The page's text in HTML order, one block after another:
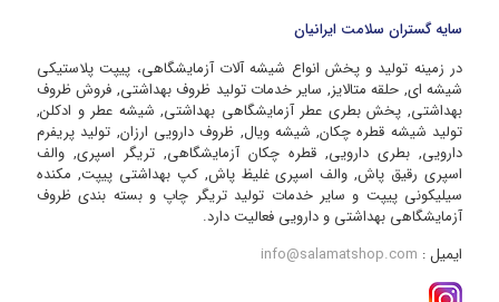
سایه گستران سلامت ایرانیان
در زمینه تولید و پخش انواع شیشه آلات آزمایشگاهی، پیپت پلاستیکی
شیشه ای, حلقه متالایز, سایر خدمات تولید ظروف بهداشتی, فروش ظروف
بهداشتی, پخش بطری عطر آزمایشگاهی بهداشتی, شیشه عطر و ادکلن,
تولید شیشه قطره چکان, شیشه ویال, ظروف دارویی ارزان, تولید پریفرم
دارویی, بطری دارویی, قطره چکان آزمایشگاهی, تریگر اسپری, والف
اسپری رقیق پاش, والف اسپری غلیظ پاش, کپ بهداشتی پیپت, مکنده
سیلیکونی پیپت و سایر خدمات تولید تریگر چاپ و بسته بندی ظروف
آزمایشگاهی بهداشتی و دارویی فعالیت دارد.
ایمیل : info@salamatshop.com